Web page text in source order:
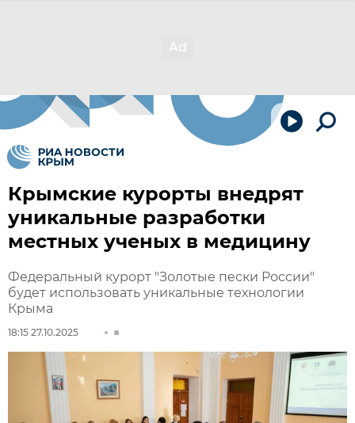
Крымские курорты внедрят
уникальные разработки
местных ученых в медицину
Федеральный курорт "Золотые пески России"
будет использовать уникальные технологии
Крыма
18:15 27.10.2025